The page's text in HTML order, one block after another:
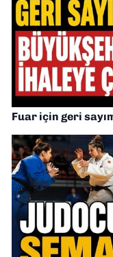
Fuar için geri